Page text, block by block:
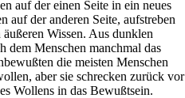
auf der einen Seite in ein neues
auf der anderen Seite, aufstreben
äußeren Wissen. Aus dunklen
dem Menschen manchmal das
die meisten Menschen
aber sie schrecken zurück vor
Wollens in das Bewußtsein.